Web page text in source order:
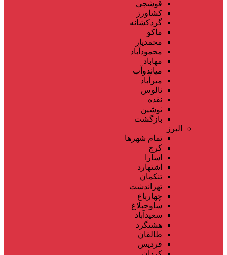
قوشچی
کشاورز
گردکشانه
ماکو
محمدیار
محمودآباد
مهاباد
میاندوآب
میرآباد
نالوس
نقده
نوشین
بازگشت
البرز
تمام شهر‌ها
کرج
اسارا
اشتهارد
تنکمان
تهراندشت
چهارباغ
ساوجبلاغ
سعیدآباد
هشتگرد
طالقان
فردیس